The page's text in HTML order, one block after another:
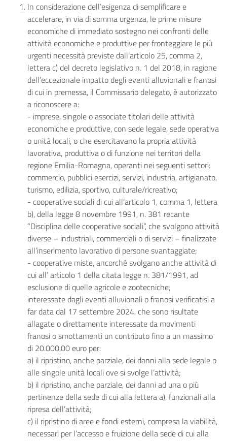
In considerazione dell’esigenza di semplificare e
accelerare, in via di somma urgenza, le prime misure
economiche di immediato sostegno nei confronti delle
attività economiche e produttive per fronteggiare le più
urgenti necessità previste dall’articolo 25, comma 2,
lettera c) del decreto legislativo n. 1 del 2018, in ragione
dell’eccezionale impatto degli eventi alluvionali e franosi
di cui in premessa, il Commissario delegato, è autorizzato
a riconoscere a:
- imprese, singole o associate titolari delle attività
economiche e produttive, con sede legale, sede operativa
o unità locali, o che esercitavano la propria attività
lavorativa, produttiva o di funzione nei territori della
regione Emilia-Romagna, operanti nei seguenti settori:
commercio, pubblici esercizi, servizi, industria, artigianato,
turismo, edilizia, sportivo, culturale/ricreativo;
- cooperative sociali di cui all’articolo 1, comma 1, lettera
b), della legge 8 novembre 1991, n. 381 recante
“Disciplina delle cooperative sociali”, che svolgono attività
diverse – industriali, commerciali o di servizi – finalizzate
all’inserimento lavorativo di persone svantaggiate;
- cooperative miste, ancorché svolgano anche attività di
cui all’ articolo 1 della citata legge n. 381/1991, ad
esclusione di quelle agricole e zootecniche;
interessate dagli eventi alluvionali o franosi verificatisi a
far data dal 17 settembre 2024, che sono risultate
allagate o direttamente interessate da movimenti
franosi o smottamenti un contributo fino a un massimo
di 20.000,00 euro per:
a) il ripristino, anche parziale, dei danni alla sede legale o
alle singole unità locali ove si svolge l’attività;
b) il ripristino, anche parziale, dei danni ad una o più
pertinenze della sede di cui alla lettera a), funzionali alla
ripresa dell’attività;
c) il ripristino di aree e fondi esterni, compresa la viabilità,
necessari per l’accesso e fruizione della sede di cui alla